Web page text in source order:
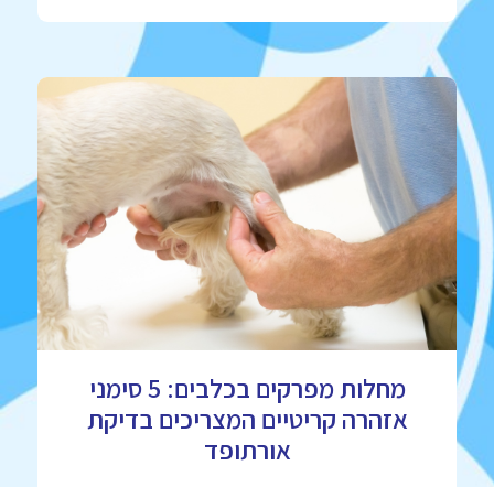
מחלות מפרקים בכלבים: 5 סימני
אזהרה קריטיים המצריכים בדיקת
אורתופד